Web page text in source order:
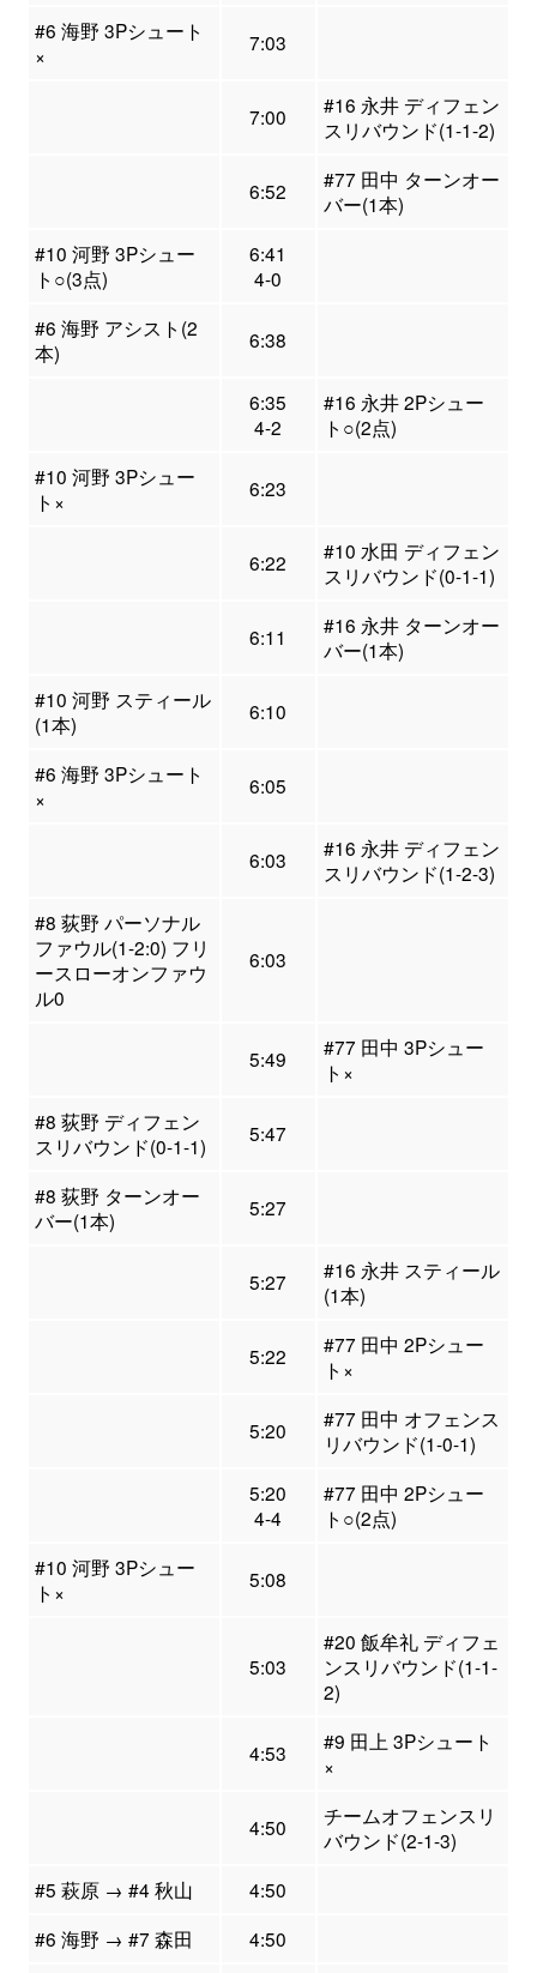
#6 海野 3Pシュート
×
7:03
7:00
#16 永井 ディフェン
スリバウンド(1-1-2)
6:52
#77 田中 ターンオー
バー(1本)
#10 河野 3Pシュー
ト○(3点)
6:41
4-0
#6 海野 アシスト(2
本)
6:38
6:35
4-2
#16 永井 2Pシュー
ト○(2点)
#10 河野 3Pシュー
ト×
6:23
6:22
#10 水田 ディフェン
スリバウンド(0-1-1)
6:11
#16 永井 ターンオー
バー(1本)
#10 河野 スティール
(1本)
6:10
#6 海野 3Pシュート
×
6:05
6:03
#16 永井 ディフェン
スリバウンド(1-2-3)
#8 荻野 パーソナル
ファウル(1-2:0) フリ
ースローオンファウ
ル0
6:03
5:49
#77 田中 3Pシュー
ト×
#8 荻野 ディフェン
スリバウンド(0-1-1)
5:47
#8 荻野 ターンオー
バー(1本)
5:27
5:27
#16 永井 スティール
(1本)
5:22
#77 田中 2Pシュー
ト×
5:20
#77 田中 オフェンス
リバウンド(1-0-1)
5:20
4-4
#77 田中 2Pシュー
ト○(2点)
#10 河野 3Pシュー
ト×
5:08
5:03
#20 飯牟礼 ディフェ
ンスリバウンド(1-1-
2)
4:53
#9 田上 3Pシュート
×
4:50
チームオフェンスリ
バウンド(2-1-3)
#5 萩原 → #4 秋山
4:50
#6 海野 → #7 森田
4:50